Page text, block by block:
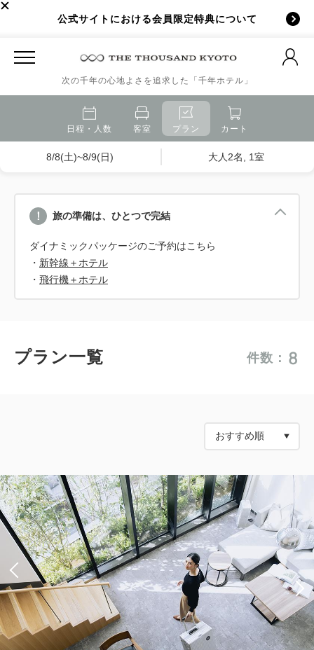
公式サイトにおける会員限定特典について
次の千年の心地よさを追求した「千年ホテル」
日程・人数 客室 プラン カート
8/8(土)~8/9(日) 大人2名, 1室
旅の準備は、ひとつで完結
ダイナミックパッケージのご予約はこちら
・ 新幹線＋ホテル
・ 飛行機＋ホテル
プラン一覧 件数： 8